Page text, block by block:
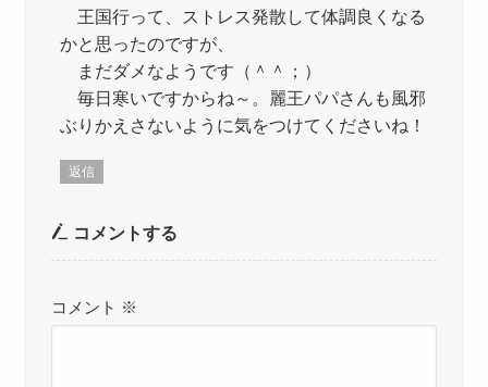
王国行って、ストレス発散して体調良くなる
かと思ったのですが、
まだダメなようです（＾＾；）
毎日寒いですからね～。麗王パパさんも風邪
ぶりかえさないように気をつけてくださいね！
返信
コメントする
コメント ※